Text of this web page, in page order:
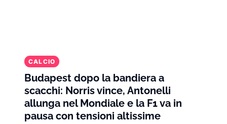
CALCIO
Budapest dopo la bandiera a
scacchi: Norris vince, Antonelli
allunga nel Mondiale e la F1 va in
pausa con tensioni altissime